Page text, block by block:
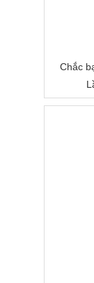
Chắc